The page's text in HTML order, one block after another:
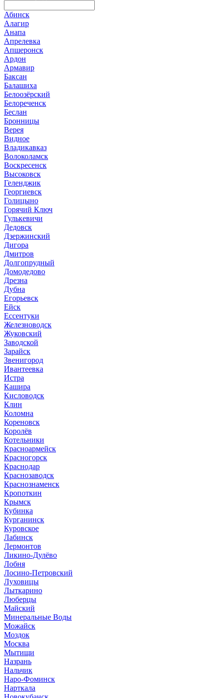
Абинск
Алагир
Анапа
Апрелевка
Апшеронск
Ардон
Армавир
Баксан
Балашиха
Белоозёрский
Белореченск
Беслан
Бронницы
Верея
Видное
Владикавказ
Волоколамск
Воскресенск
Высоковск
Геленджик
Георгиевск
Голицыно
Горячий Ключ
Гулькевичи
Дедовск
Дзержинский
Дигора
Дмитров
Долгопрудный
Домодедово
Дрезна
Дубна
Егорьевск
Ейск
Ессентуки
Железноводск
Жуковский
Заводской
Зарайск
Звенигород
Ивантеевка
Истра
Кашира
Кисловодск
Клин
Коломна
Кореновск
Королёв
Котельники
Красноармейск
Красногорск
Краснодар
Краснозаводск
Краснознаменск
Кропоткин
Крымск
Кубинка
Курганинск
Куровское
Лабинск
Лермонтов
Ликино-Дулёво
Лобня
Лосино-Петровский
Луховицы
Лыткарино
Люберцы
Майский
Минеральные Воды
Можайск
Моздок
Москва
Мытищи
Назрань
Нальчик
Наро-Фоминск
Нарткала